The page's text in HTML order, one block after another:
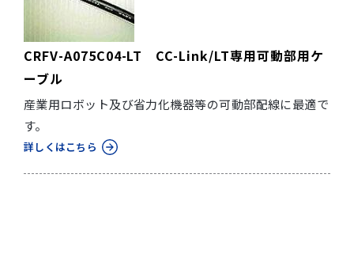
CRFV-A075C04-LT CC-Link/LT専用可動部用ケ
ーブル
産業用ロボット及び省力化機器等の可動部配線に最適で
す。
詳しくはこちら